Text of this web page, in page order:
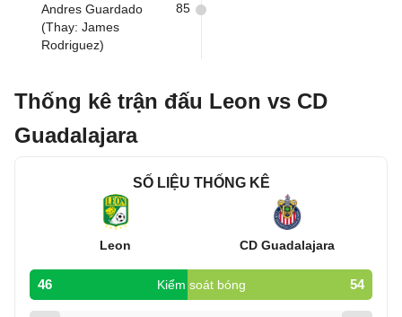
Andres Guardado
(Thay: James
Rodriguez)
85
Thống kê trận đấu Leon vs CD
Guadalajara
SỐ LIỆU THỐNG KÊ
Leon CD Guadalajara
46 Kiểm soát bóng 54